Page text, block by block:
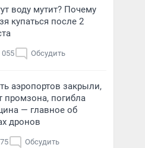
воду мутит? Почему
купаться после 2
055 Обсудить
аэропортов закрыли,
промзона, погибла
— главное об
дронов
Обсудить